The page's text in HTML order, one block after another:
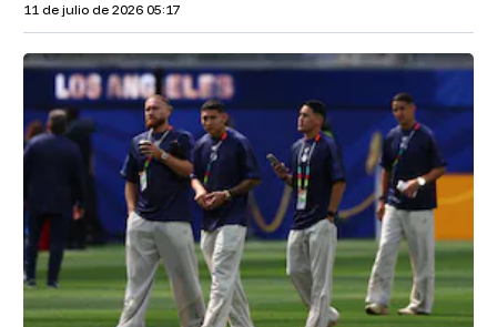
11 de julio de 2026 05:17